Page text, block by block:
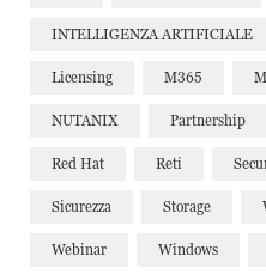
INTELLIGENZA ARTIFICIALE
Licensing M365
NUTANIX Partnership
Red Hat Reti
Sicurezza Storage
Webinar Windows